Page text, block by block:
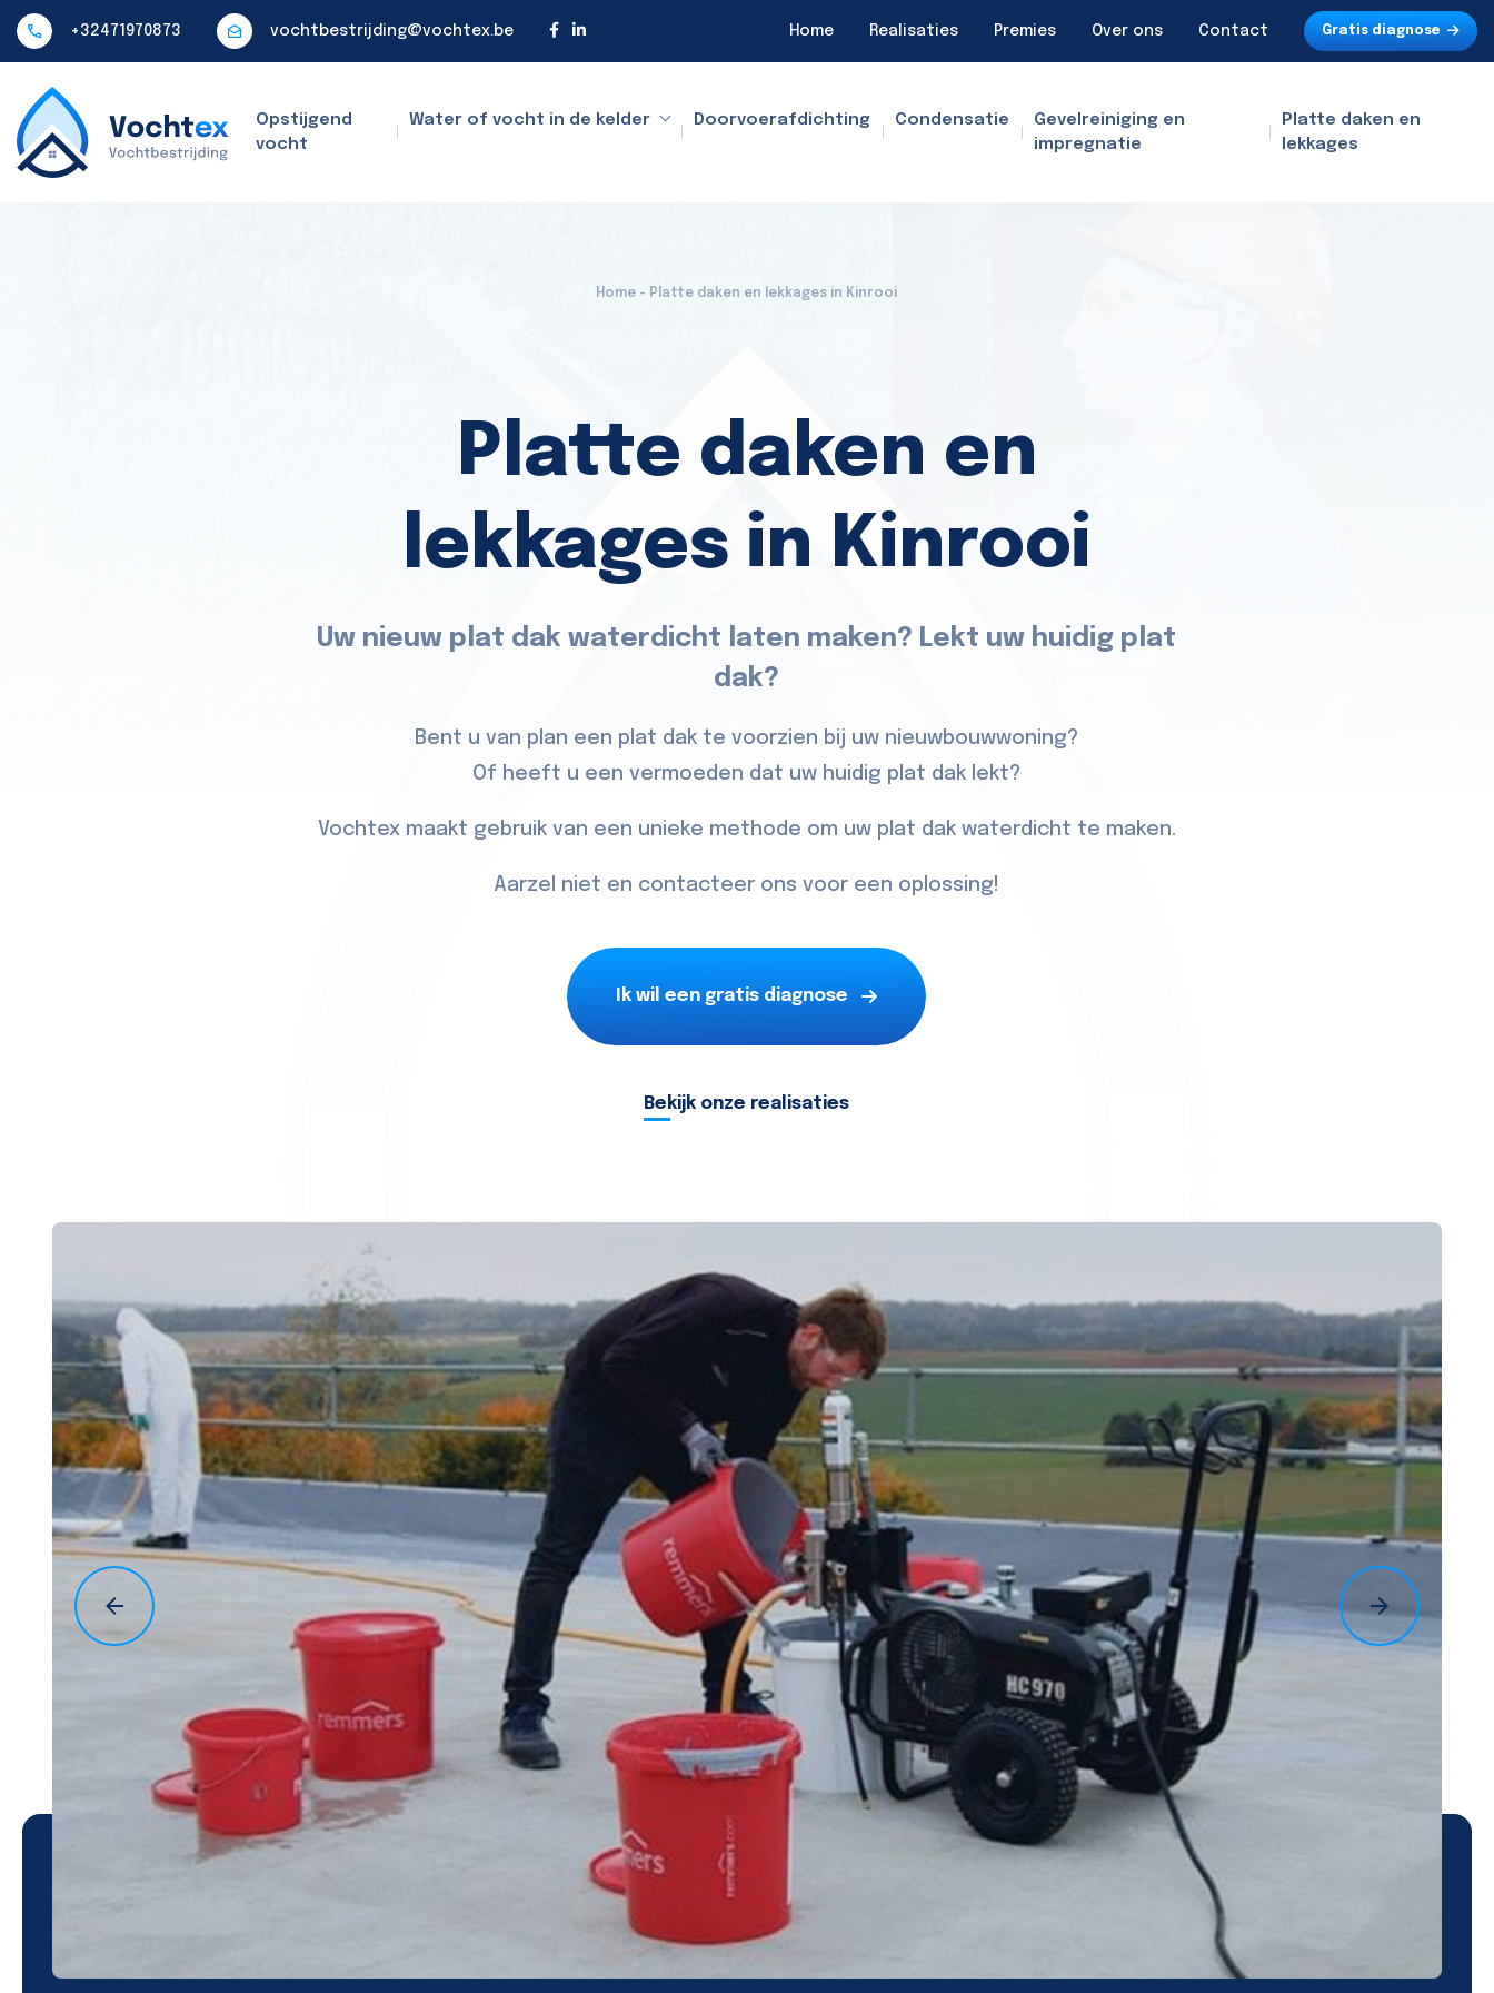
+32471970873 vochtbestrijding@vochtex.be Home Realisaties Premies Over ons Contact Gratis diagnose
Opstijgend
vocht
Water of vocht in de kelder Doorvoerafdichting Condensatie
Gevelreiniging en
impregnatie
Platte daken en
lekkages
Home - Platte daken en lekkages in Kinrooi
Platte daken en
lekkages in Kinrooi
Uw nieuw plat dak waterdicht laten maken? Lekt uw huidig plat
dak?
Bent u van plan een plat dak te voorzien bij uw nieuwbouwwoning?
Of heeft u een vermoeden dat uw huidig plat dak lekt?
Vochtex maakt gebruik van een unieke methode om uw plat dak waterdicht te maken.
Aarzel niet en contacteer ons voor een oplossing!
Ik wil een gratis diagnose
Bekijk onze realisaties